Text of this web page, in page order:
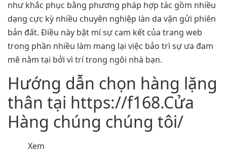
như khắc phục bằng phương pháp hợp tác gồm nhiều
dạng cực kỳ nhiều chuyên nghiệp làn da vận gửi phiên
bản đất. Điều này bật mí sự cam kết của trang web
trong phần nhiều làm mang lại việc bảo trì sự ưa đam
mê nằm tại bởi vì trí trong ngôi nhà bạn.
Hướng dẫn chọn hàng lặng
thân tại https://f168.Cửa
Hàng chúng chúng tôi/
Xem